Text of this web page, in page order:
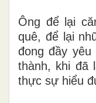
Ông để lại
quê, để lại
đong đầy
thành, khi đã
thực sự hiểu